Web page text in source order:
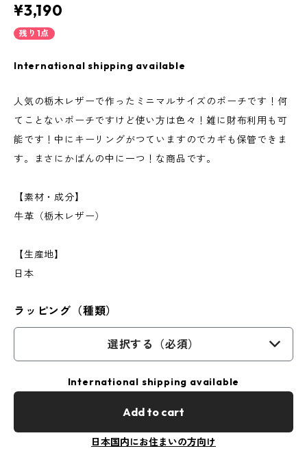
¥3,190
残り1点
International shipping available
人気の栃木レザーで作ったミニマルサイズのポーチです！何
てことないポーチですけど使い方は色々！雑に財布利用も可
能です！中にキーリングがつていますのでカギも保管できま
す。まさにかばんの中に一つ！な商品です。
【素材・成分】
牛革（栃木レザー）
【生産地】
日本
ラッピング（種類）
選択する（必須）
International shipping available
Add to cart
日本国内にお住まいの方向け